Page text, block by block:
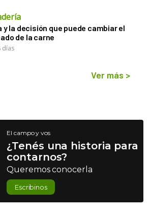
y la decisión que puede cambiar el
de la carne
días
Ver más >
El campo y vos
¿Tenés una historia para
contarnos?
Queremos conocerla
Escribinos